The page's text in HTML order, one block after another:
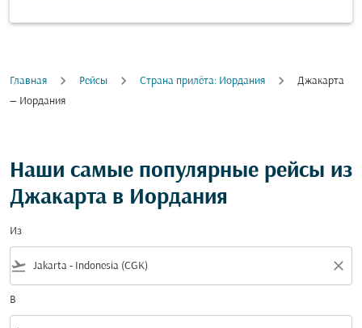
Главная Рейсы Cтрана прилёта: Иордания
Джакарта
— Иордания
Наши самые популярные рейсы из
Джакарта в Иордания
Из
flight_takeoff close
В